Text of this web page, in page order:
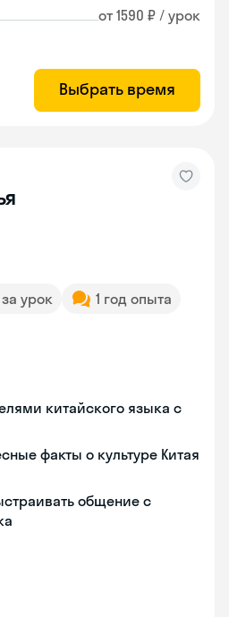
от 1590 ₽ / урок
Выбрать время
за урок
1 год опыта
китайского языка с
факты о культуре Китая
общение с